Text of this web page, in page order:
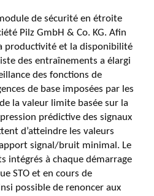
de sécurité en étroite
Pilz GmbH & Co. KG. Afin
productivité et la disponibilité
des entraînements a élargi
des fonctions de
de base imposées par les
la valeur limite basée sur la
prédictive des signaux
d’atteindre les valeurs
signal/bruit minimal. Le
intégrés à chaque démarrage
STO et en cours de
possible de renoncer aux